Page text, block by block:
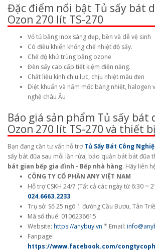
Đặc điểm nổi bật Tủ sấy bát
Ozon 270 lít TS-270
Vỏ tủ bằng inox sáng đẹp, bền và dễ vệ sinh
Có điều khiển khống chế nhiệt độ sấy.
Chế độ khử trùng bằng ozone
Đèn sấy cao cấp tiết kiệm điện năng.
Chất liệu kính chịu lực, chịu nhiệt màu đen
Diệt khuẩn và nấm mốc bằng nhiệt, halogen
nghệ châu Âu
Báo giá sản phẩm Tủ sấy
Ozon 270 lít TS-270 và thiết
Bạn đang cần tư vấn hỗ trợTủ Sấy Bát Công
sấy bát đũa sau mỗi lần rửa, bảo quản bát bát đũa
bát gian bếp gia đình - Bếp nhà hàng. Hãy liên
CÔNG TY CỔ PHẦN ANY VIỆT NAM
Hỗ trợ CSKH 24/7 (Tất cả các ngày từ 6:30 ~
024.6663.2233
Trụ sở: Số 25 ngõ 1 đường Cầu Bươu, Tân
Mã số thuế: 0106236615
Website: https://anybuy.vn * Email:
Fanpage:
https://www.facebook.com/